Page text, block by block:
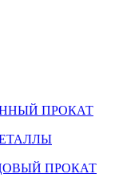
ПРОКАТ
ПРОКАТ